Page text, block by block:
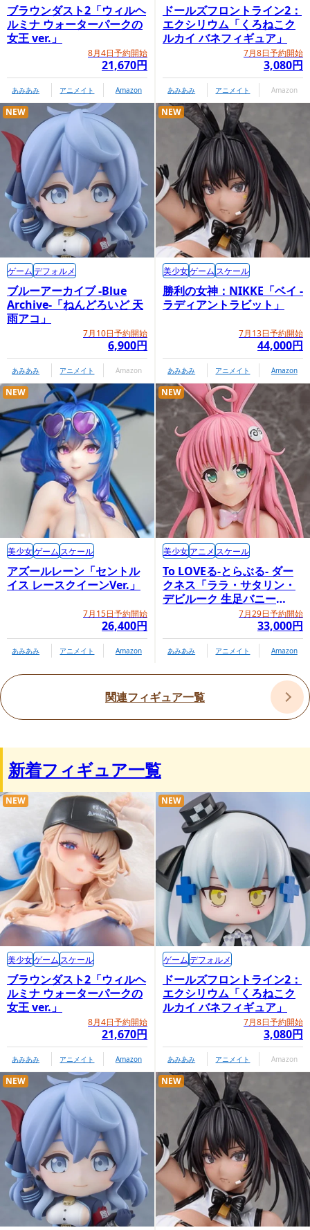
ブラウンダスト2「ウィルヘ
ルミナ ウォーターパークの
女王 ver.」
8月4日予約開始
21,670円
あみあみ アニメイト Amazon
ドールズフロントライン2：
エクシリウム「くろねこク
ルカイ バネフィギュア」
7月8日予約開始
3,080円
あみあみ アニメイト Amazon
ブルーアーカイブ -Blue
Archive-「ねんどろいど 天
雨アコ」
7月10日予約開始
6,900円
NEW
ゲームデフォルメ
あみあみ アニメイト Amazon
勝利の女神：NIKKE「ベイ -
ラディアントラビット」
7月13日予約開始
44,000円
NEW
美少女ゲーム スケール
あみあみ アニメイト Amazon
アズールレーン「セントル
イス レースクイーンVer.」
7月15日予約開始
26,400円
NEW
美少女ゲーム スケール
あみあみ アニメイト Amazon
To LOVEる-とらぶる- ダー
クネス「ララ・サタリン・
デビルーク 生足バニー
7月29日予約開始
33,000円
NEW
美少女アニメ スケール
あみあみ アニメイト Amazon
関連フィギュア一覧
新着フィギュア一覧
ブラウンダスト2「ウィルヘ
ルミナ ウォーターパークの
女王 ver.」
8月4日予約開始
21,670円
NEW
美少女ゲーム スケール
あみあみ アニメイト Amazon
ドールズフロントライン2：
エクシリウム「くろねこク
ルカイ バネフィギュア」
7月8日予約開始
3,080円
NEW
ゲームデフォルメ
あみあみ アニメイト Amazon
NEW NEW